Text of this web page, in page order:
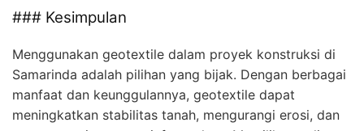
### Kesimpulan
Menggunakan geotextile dalam proyek konstruksi di
Samarinda adalah pilihan yang bijak. Dengan berbagai
manfaat dan keunggulannya, geotextile dapat
meningkatkan stabilitas tanah, mengurangi erosi, dan